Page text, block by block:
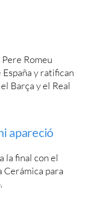
Romeu
y ratifican
Barça y el Real
apareció
la final con el
Cerámica para